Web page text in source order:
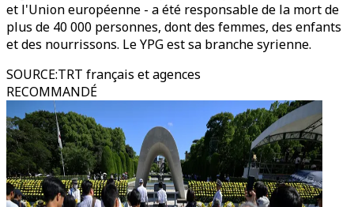
et l'Union européenne - a été responsable de la mort de
plus de 40 000 personnes, dont des femmes, des enfants
et des nourrissons. Le YPG est sa branche syrienne.
SOURCE:TRT français et agences
RECOMMANDÉ